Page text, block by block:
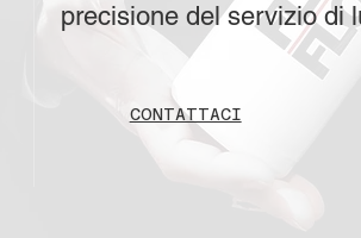
CONTATTACI
precisione del servizio di